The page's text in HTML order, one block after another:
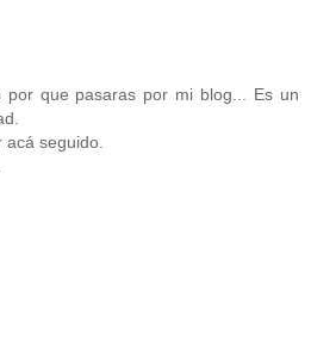
por que pasaras por mi blog... Es un
seguido.